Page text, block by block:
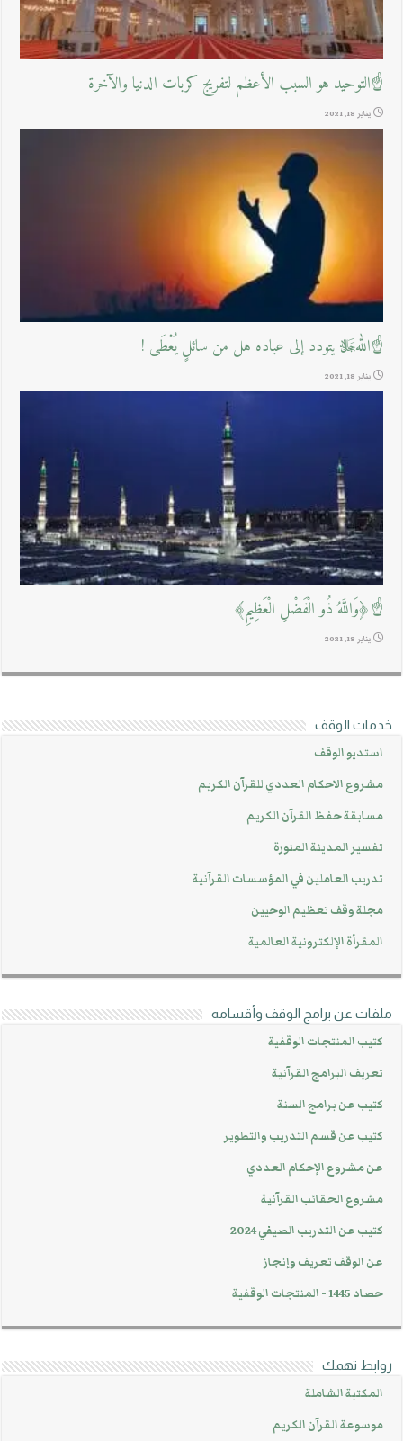
☝التوحيد هو السبب الأعظم لتفريج كربات الدنيا والآخرة
يناير 18, 2021
☝اللهﷻ يتودد إلى عباده هل من سائلٍ يُعْطَى !
يناير 18, 2021
☝﴿وَاللَّهُ ذُو الْفَضْلِ الْعَظِيمِ﴾
يناير 18, 2021
خدمات الوقف
استديو الوقف
مشروع الاحكام العددي للقرآن الكريم
مسابقة حفظ القرآن الكريم
تفسير المدينة المنورة
تدريب العاملين في المؤسسات القرآنية
مجلة وقف تعظيم الوحيين
المقرأة الإلكترونية العالمية
ملفات عن برامج الوقف وأقسامه
كتيب المنتجات الوقفية
تعريف البرامج القرآنية
كتيب عن برامج السنة
كتيب عن قسم التدريب والتطوير
عن مشروع الإحكام العددي
مشروع الحقائب القرآنية
كتيب عن التدريب الصيفي 2024
عن الوقف تعريف وإنجاز
حصاد 1445 - المنتجات الوقفية
روابط تهمك
المكتبة الشاملة
موسوعة القرآن الكريم